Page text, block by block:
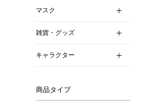
マスク
雑貨・グッズ
キャラクター
商品タイプ